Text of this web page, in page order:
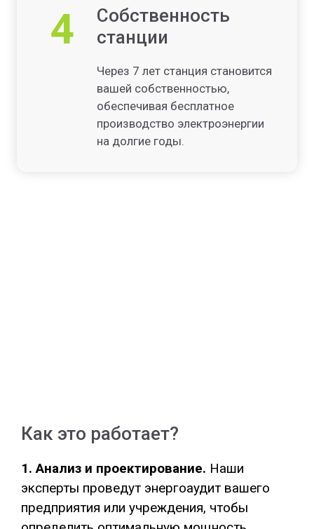
4
Собственность
станции
Через 7 лет станция становится
вашей собственностью,
обеспечивая бесплатное
производство электроэнергии
на долгие годы.
Как это работает?
1. Анализ и проектирование. Наши
эксперты проведут энергоаудит вашего
предприятия или учреждения, чтобы